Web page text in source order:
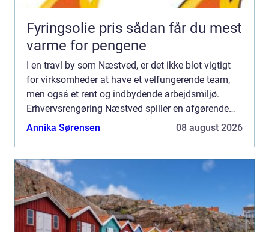
Fyringsolie pris sådan får du mest
varme for pengene
I en travl by som Næstved, er det ikke blot vigtigt
for virksomheder at have et velfungerende team,
men også et rent og indbydende arbejdsmiljø.
Erhvervsrengøring Næstved spiller en afgørende
rolle i at sikre, a...
Annika Sørensen 08 august 2026